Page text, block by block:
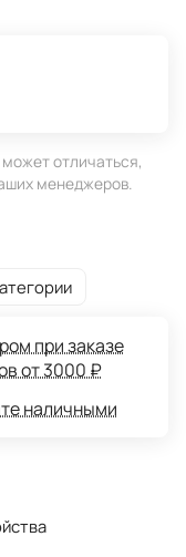
отличаться,
менеджеров.
при заказе
от 3000 ₽
наличными